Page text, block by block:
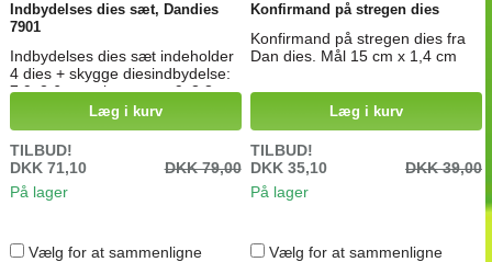
Indbydelses dies sæt, Dandies
7901
Indbydelses dies sæt indeholder
4 dies + skygge diesindbydelse:
7,9x2,6 cm, skygge ca. 9x3,8 cm
velkommen: 9,3x2 cm, skygge
ca. 9,5x3,1 cm menu: 4,1x0,9
cm, skygge ca. 5,3x2 cm tak:
2,8x2 cm, skygge ca. 3,8x3 cm
Læg i kurv
TILBUD!
DKK 71,10
DKK 79,00
På lager
Konfirmand på stregen dies
Konfirmand på stregen dies fra
Dan dies. Mål 15 cm x 1,4 cm
Læg i kurv
TILBUD!
DKK 35,10
DKK 39,00
På lager
Vælg for at sammenligne Vælg for at sammenligne